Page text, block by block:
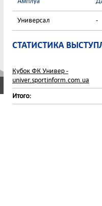
Универсал -
СТАТИСТИКА
Кубок ФК Универ -
univer.sportinform.com.ua
Итого: